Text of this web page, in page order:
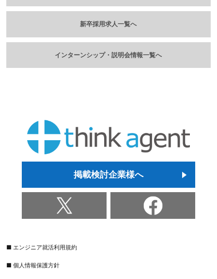
新卒採用求人一覧へ
インターンシップ・説明会情報一覧へ
掲載検討企業様へ
■ エンジニア就活利用規約
■ 個人情報保護方針